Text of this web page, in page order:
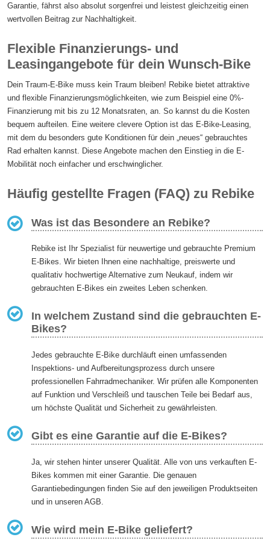
Garantie, fährst also absolut sorgenfrei und leistest gleichzeitig einen
wertvollen Beitrag zur Nachhaltigkeit.
Flexible Finanzierungs- und
Leasingangebote für dein Wunsch-Bike
Dein Traum-E-Bike muss kein Traum bleiben! Rebike bietet attraktive
und flexible Finanzierungsmöglichkeiten, wie zum Beispiel eine 0%-
Finanzierung mit bis zu 12 Monatsraten, an. So kannst du die Kosten
bequem aufteilen. Eine weitere clevere Option ist das E-Bike-Leasing,
mit dem du besonders gute Konditionen für dein „neues“ gebrauchtes
Rad erhalten kannst. Diese Angebote machen den Einstieg in die E-
Mobilität noch einfacher und erschwinglicher.
Häufig gestellte Fragen (FAQ) zu Rebike
Was ist das Besondere an Rebike?
Rebike ist Ihr Spezialist für neuwertige und gebrauchte Premium
E-Bikes. Wir bieten Ihnen eine nachhaltige, preiswerte und
qualitativ hochwertige Alternative zum Neukauf, indem wir
gebrauchten E-Bikes ein zweites Leben schenken.
In welchem Zustand sind die gebrauchten E-
Bikes?
Jedes gebrauchte E-Bike durchläuft einen umfassenden
Inspektions- und Aufbereitungsprozess durch unsere
professionellen Fahrradmechaniker. Wir prüfen alle Komponenten
auf Funktion und Verschleiß und tauschen Teile bei Bedarf aus,
um höchste Qualität und Sicherheit zu gewährleisten.
Gibt es eine Garantie auf die E-Bikes?
Ja, wir stehen hinter unserer Qualität. Alle von uns verkauften E-
Bikes kommen mit einer Garantie. Die genauen
Garantiebedingungen finden Sie auf den jeweiligen Produktseiten
und in unseren AGB.
Wie wird mein E-Bike geliefert?